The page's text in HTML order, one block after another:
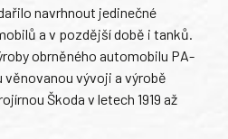
navrhnout jedinečné
a v pozdější době i tanků.
obrněného automobilu PA-
věnovanou vývoji a výrobě
Škoda v letech 1919 až